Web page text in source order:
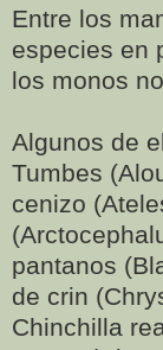
Entre los
especies en
los monos
Algunos de
Tumbes
cenizo
pantanos
de crin
Chinchilla